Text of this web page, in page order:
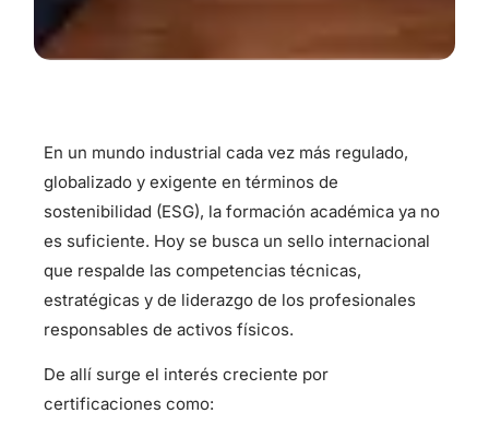
En un mundo industrial cada vez más regulado,
globalizado y exigente en términos de
sostenibilidad (ESG), la formación académica ya no
es suficiente. Hoy se busca un sello internacional
que respalde las competencias técnicas,
estratégicas y de liderazgo de los profesionales
responsables de activos físicos.
De allí surge el interés creciente por
certificaciones como: